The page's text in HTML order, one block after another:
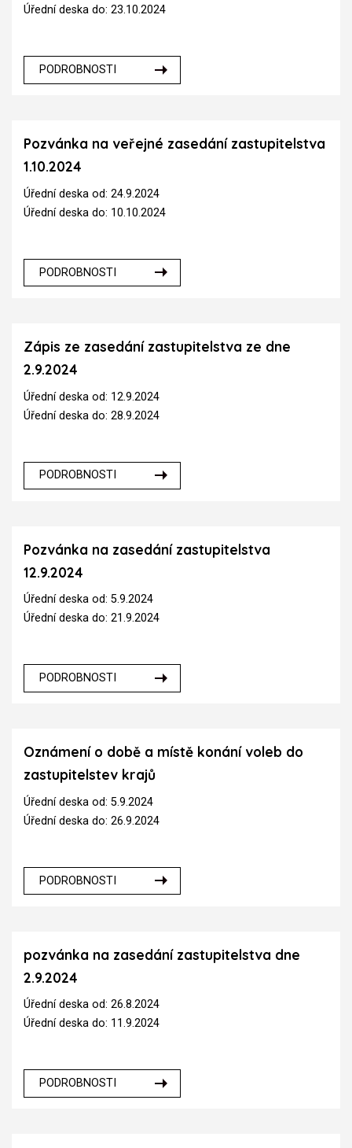
Úřední deska do: 23.10.2024
PODROBNOSTI
Pozvánka na veřejné zasedání zastupitelstva
1.10.2024
Úřední deska od: 24.9.2024
Úřední deska do: 10.10.2024
PODROBNOSTI
Zápis ze zasedání zastupitelstva ze dne
2.9.2024
Úřední deska od: 12.9.2024
Úřední deska do: 28.9.2024
PODROBNOSTI
Pozvánka na zasedání zastupitelstva
12.9.2024
Úřední deska od: 5.9.2024
Úřední deska do: 21.9.2024
PODROBNOSTI
Oznámení o době a místě konání voleb do
zastupitelstev krajů
Úřední deska od: 5.9.2024
Úřední deska do: 26.9.2024
PODROBNOSTI
pozvánka na zasedání zastupitelstva dne
2.9.2024
Úřední deska od: 26.8.2024
Úřední deska do: 11.9.2024
PODROBNOSTI